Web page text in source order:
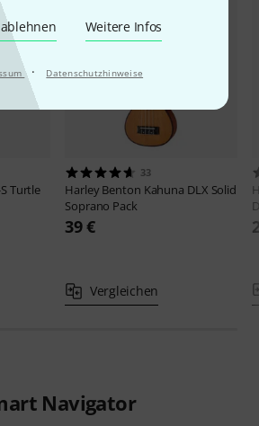
Weitere Infos
· Datenschutzhinweise
Turtle
33
Harley Benton Kahuna DLX Solid
Soprano Pack
39 €
Vergleichen
Navigator